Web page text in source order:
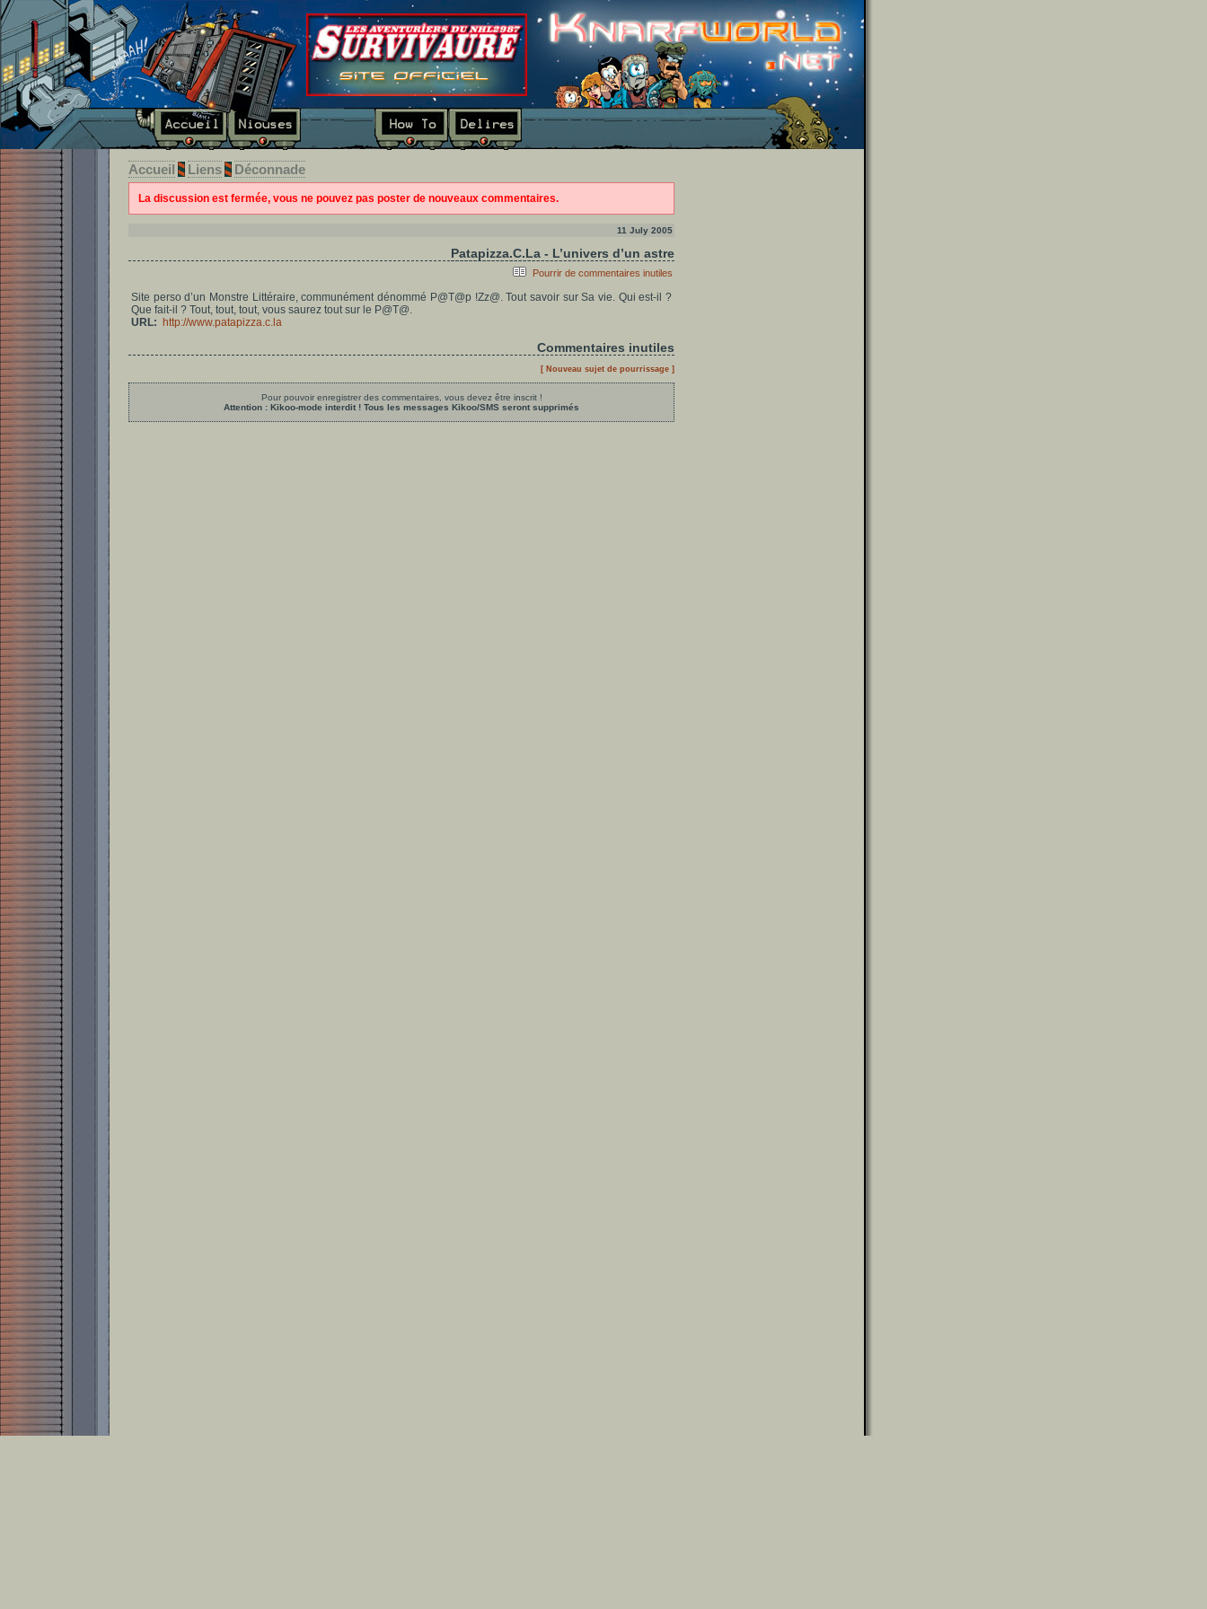
Accueil Liens Déconnade
La discussion est fermée, vous ne pouvez pas poster de nouveaux commentaires.
11 July 2005
Patapizza.C.La - L’univers d’un astre
Pourrir de commentaires inutiles
Site perso d’un Monstre Littéraire, communément dénommé P@T@p !Zz@. Tout savoir sur Sa vie. Qui est-il ?
Que fait-il ? Tout, tout, tout, vous saurez tout sur le P@T@.
URL:
http://www.patapizza.c.la
Commentaires inutiles
[ Nouveau sujet de pourrissage ]
Pour pouvoir enregistrer des commentaires, vous devez être inscrit !
Attention : Kikoo-mode interdit ! Tous les messages Kikoo/SMS seront supprimés